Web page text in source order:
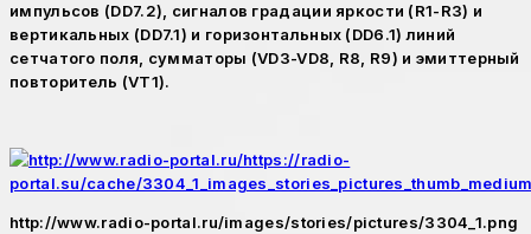
импульсов (DD7.2), сигналов градации яркости (R1-R3) и
вертикальных (DD7.1) и горизонтальных (DD6.1) линий
сетчатого поля, сумматоры (VD3-VD8, R8, R9) и эмиттерный
повторитель (VT1).
http://www.radio-portal.ru/images/stories/pictures/3304_1.png